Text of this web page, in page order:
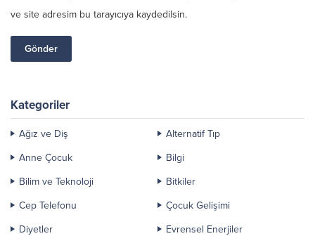
ve site adresim bu tarayıcıya kaydedilsin.
Kategoriler
Ağız ve Diş
Alternatif Tıp
Anne Çocuk
Bilgi
Bilim ve Teknoloji
Bitkiler
Cep Telefonu
Çocuk Gelişimi
Diyetler
Evrensel Enerjiler